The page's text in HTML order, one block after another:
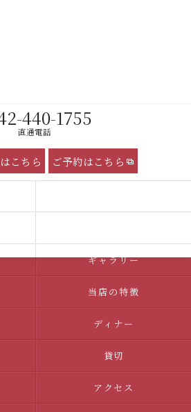
440-1755
直通電話
こちら ご予約はこちら
ギャラリー
当店の特徴
ディナー
貸切
アクセス